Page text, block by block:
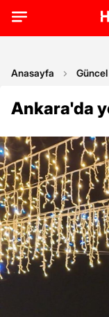
Anasayfa Güncel
Ankara'da